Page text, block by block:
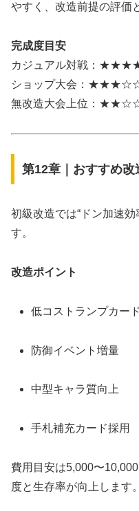
やすく、改造前提の評価
完成度目安
カジュアル対戦：
ショップ大会：
無改造大会上位：
第12章｜おすすめ改
初級改造では“ドン加速効
す。
改造ポイント
低コストランプカー
防御イベント増量
中型キャラ質向上
手札補充カード採用
費用目安は5,000〜
度と生存率が向上します。